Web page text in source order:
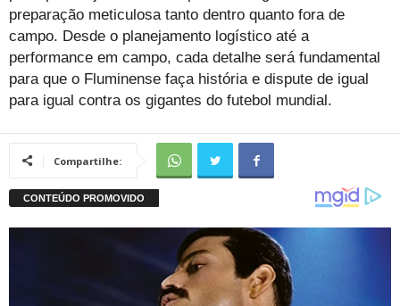
preparação meticulosa tanto dentro quanto fora de
campo. Desde o planejamento logístico até a
performance em campo, cada detalhe será fundamental
para que o Fluminense faça história e dispute de igual
para igual contra os gigantes do futebol mundial.
Compartilhe: